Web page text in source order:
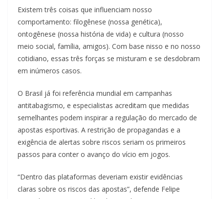
Existem três coisas que influenciam nosso
comportamento: filogênese (nossa genética),
ontogênese (nossa história de vida) e cultura (nosso
meio social, família, amigos). Com base nisso e no nosso
cotidiano, essas três forças se misturam e se desdobram
em inúmeros casos.
O Brasil já foi referência mundial em campanhas
antitabagismo, e especialistas acreditam que medidas
semelhantes podem inspirar a regulação do mercado de
apostas esportivas. A restrição de propagandas e a
exigência de alertas sobre riscos seriam os primeiros
passos para conter o avanço do vício em jogos.
“Dentro das plataformas deveriam existir evidências
claras sobre os riscos das apostas”, defende Felipe